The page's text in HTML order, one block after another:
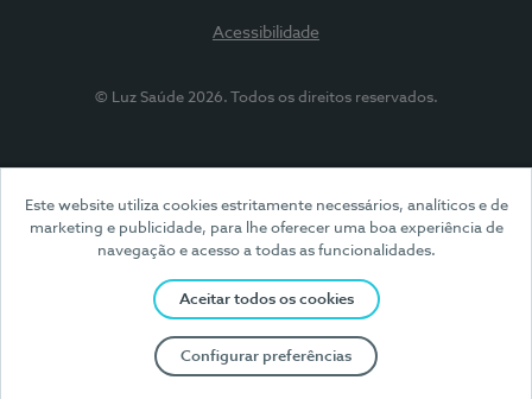
Este website utiliza cookies estritamente necessários, analíticos e de
marketing e publicidade, para lhe oferecer uma boa experiência de
navegação e acesso a todas as funcionalidades.
Aceitar todos os cookies
Configurar preferências
Acessibilidade
© Luz Saúde 2026. Todos os direitos reservados.